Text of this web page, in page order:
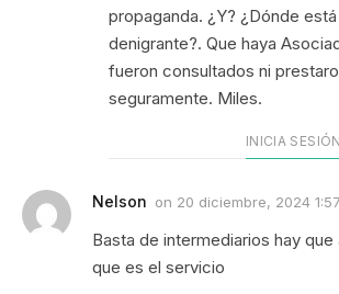
propaganda. ¿Y? ¿Dónde
denigrante?. Que haya
fueron consultados ni
seguramente. Miles.
INICIA
Nelson on 20 diciembre, 2024
Basta de intermediarios hay
que es el servicio